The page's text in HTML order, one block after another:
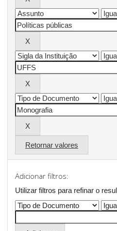
Retornar valores
Adicionar filtros:
Utilizar filtros para refinar o